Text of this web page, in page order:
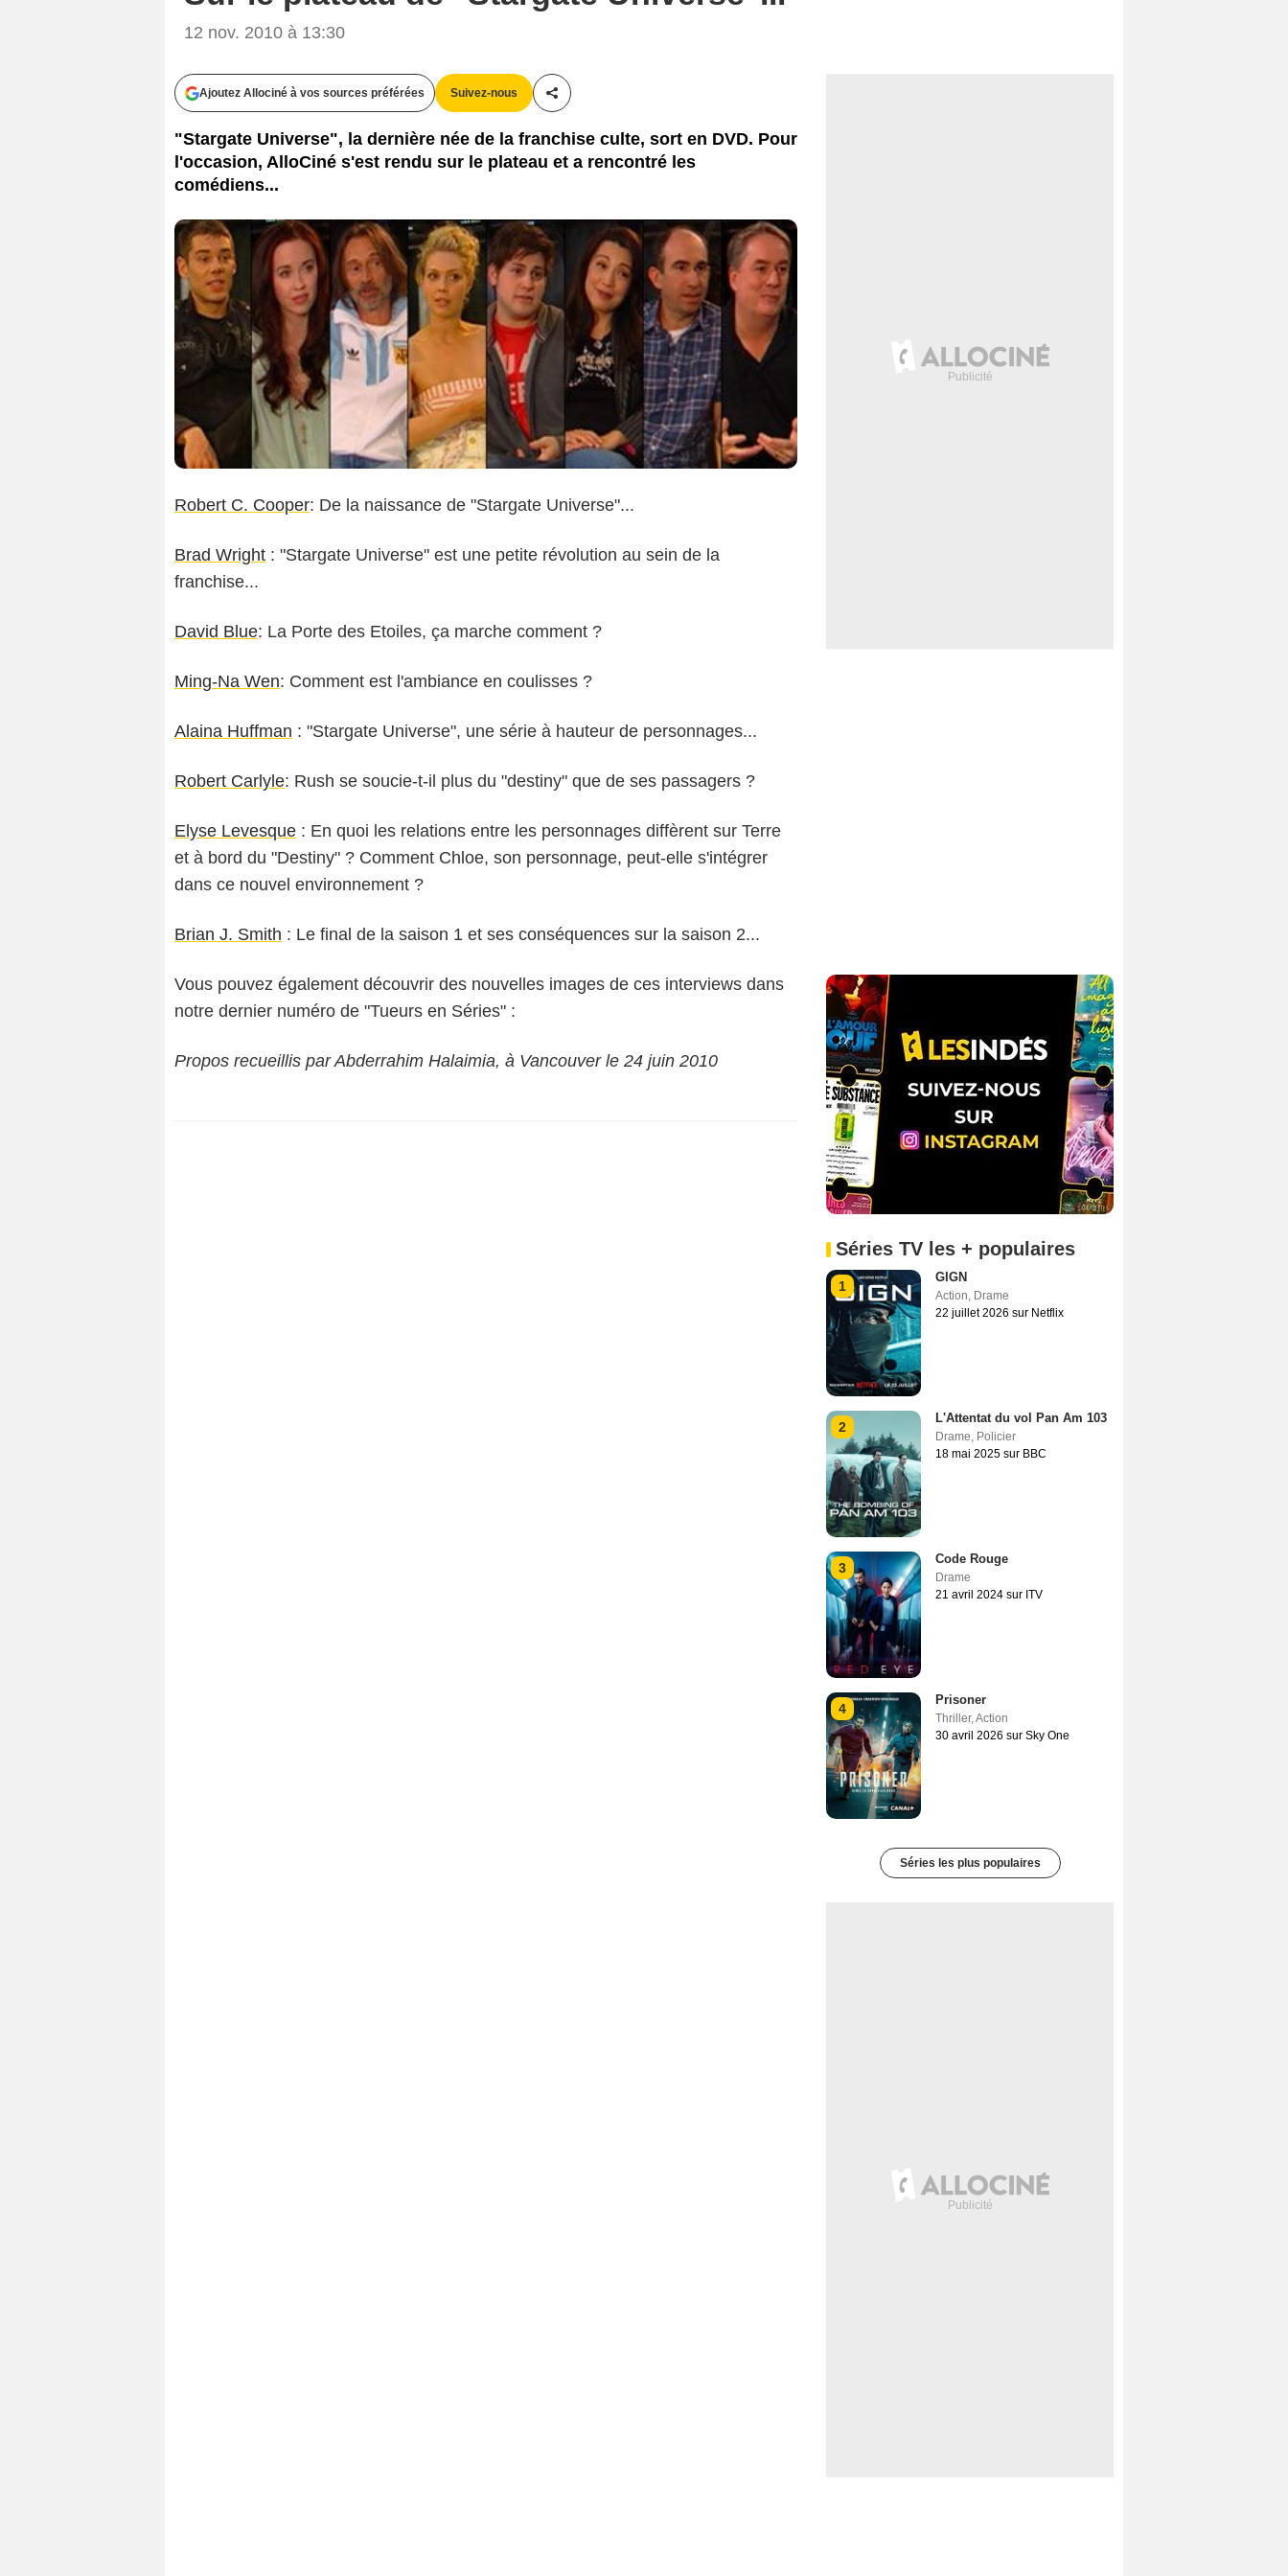
12 nov. 2010 à 13:30
Ajoutez Allociné à vos sources préférées Suivez-nous
Partager cet article
"Stargate Universe", la dernière née de la franchise culte, sort en DVD. Pour
l'occasion, AlloCiné s'est rendu sur le plateau et a rencontré les
comédiens...
Robert C. Cooper: De la naissance de "Stargate Universe"...
Brad Wright : "Stargate Universe" est une petite révolution au sein de la
franchise...
David Blue: La Porte des Etoiles, ça marche comment ?
Ming-Na Wen: Comment est l'ambiance en coulisses ?
Alaina Huffman : "Stargate Universe", une série à hauteur de personnages...
Robert Carlyle: Rush se soucie-t-il plus du "destiny" que de ses passagers ?
Elyse Levesque : En quoi les relations entre les personnages diffèrent sur Terre
et à bord du "Destiny" ? Comment Chloe, son personnage, peut-elle s'intégrer
dans ce nouvel environnement ?
Brian J. Smith : Le final de la saison 1 et ses conséquences sur la saison 2...
Vous pouvez également découvrir des nouvelles images de ces interviews dans
notre dernier numéro de "Tueurs en Séries" :
Propos recueillis par Abderrahim Halaimia, à Vancouver le 24 juin 2010
Séries TV les + populaires
1
GIGN
Action Drame
22 juillet 2026 sur Netflix
2
L'Attentat du vol Pan Am 103
Drame Policier
18 mai 2025 sur BBC
3
Code Rouge
Drame
21 avril 2024 sur ITV
4
Prisoner
Thriller, Action
30 avril 2026 sur Sky One
Séries les plus populaires